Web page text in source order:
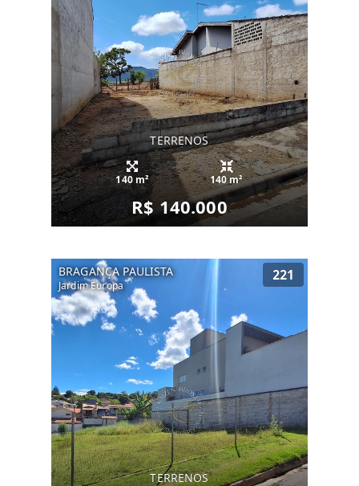
TERRENOS
140 m² 140 m²
R$ 140.000
BRAGANÇA PAULISTA
Jardim Europa
221
TERRENOS